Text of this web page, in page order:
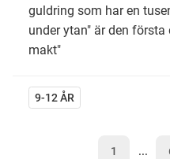
guldring som har en
under ytan" är den första
makt"
9-12 ÅR
1 ...